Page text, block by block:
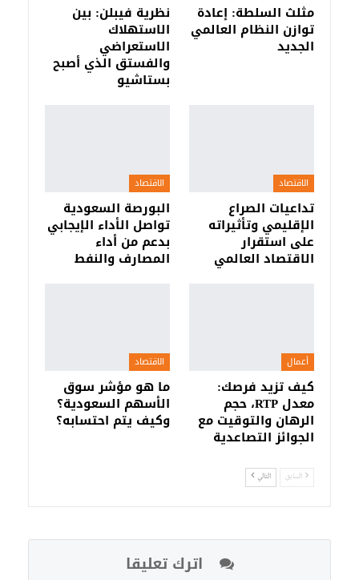
مثلث السلطة: إعادة
توازن النظام العالمي
الجديد
نظرية فيبلن: بين
الاستهلاك
الاستعراضي
والفستق الذي أصبح
بستاشيو
الاقتصاد
تداعيات الصراع
الإقليمي وتأثيراته
على استقرار
الاقتصاد العالمي
الاقتصاد
البورصة السعودية
تواصل الأداء الإيجابي
بدعم من أداء
المصارف والنفط
أعمال
كيف تزيد فرصك:
معدل RTP، حجم
الرهان والتوقيت مع
الجوائز التصاعدية
الاقتصاد
ما هو مؤشر سوق
الأسهم السعودية؟
وكيف يتم احتسابه؟
السابق التالي
اترك تعليقا